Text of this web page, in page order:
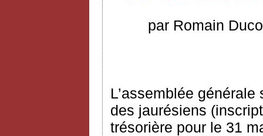
par Romain
L’assemblée
des jaurésiens
trésorière pour le 31